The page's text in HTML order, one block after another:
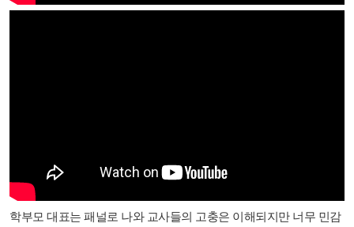
학부모 대표는 패널로 나와 교사들의 고충은 이해되지만 너무 민감